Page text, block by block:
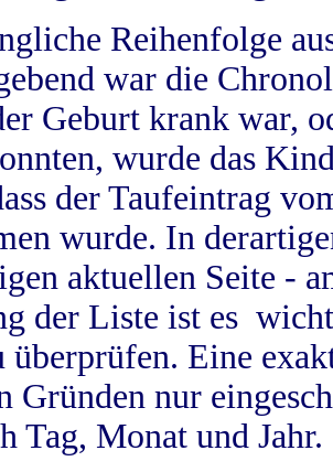
Reihenfolge
war die
Geburt krank war,
wurde das
der Taufeintrag
wurde. In
aktuellen Seite -
der Liste ist es
überprüfen. Eine
Gründen nur
Tag, Monat und Jahr.